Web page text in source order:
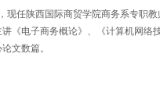
现任陕西国际商贸学院商务系专职
《电子商务概论》、《计算机网
文数篇。